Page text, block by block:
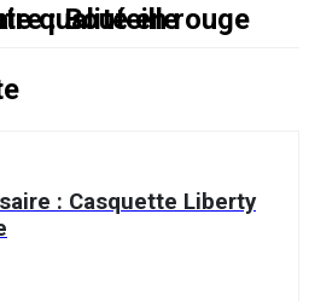
de haute qualité en rouge
: Casquette Liberty